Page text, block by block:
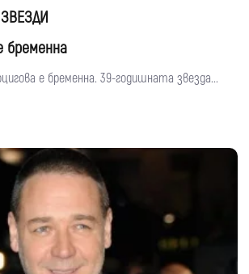
ЗВЕЗДИ
бременна
е бременна. 39-годишната звезда...